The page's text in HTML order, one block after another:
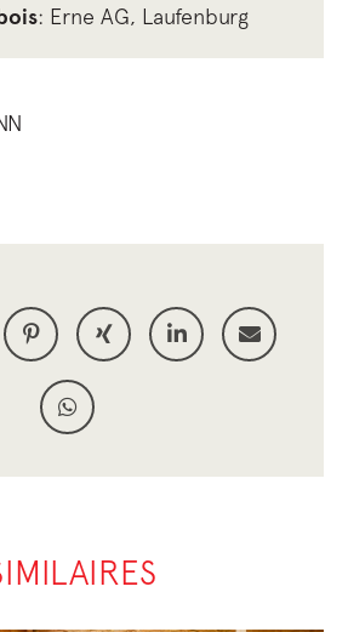
: Erne AG, Laufenburg